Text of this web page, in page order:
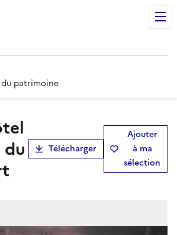
patrimoine
du
Télécharger
Ajouter
à ma
sélection